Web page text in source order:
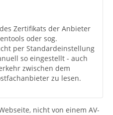
Zertifikats der Anbieter
oder sog.
per Standardeinstellung
so eingestellt - auch
zwischen dem
zu lesen.
nicht von einem AV-